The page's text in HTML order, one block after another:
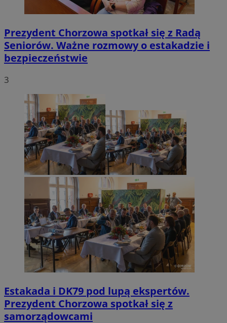
Prezydent Chorzowa spotkał się z Radą
Seniorów. Ważne rozmowy o estakadzie i
bezpieczeństwie
3
Estakada i DK79 pod lupą ekspertów.
Prezydent Chorzowa spotkał się z
samorządowcami